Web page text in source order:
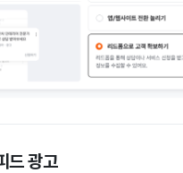
드 광고